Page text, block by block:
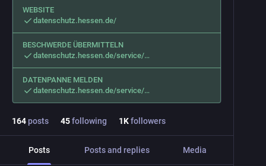
WEBSITE
datenschutz.hessen.de/
BESCHWERDE ÜBERMITTELN
datenschutz.hessen.de/service/
DATENPANNE MELDEN
datenschutz.hessen.de/service/
164posts 45following 1Kfollowers
Posts Posts and replies Media